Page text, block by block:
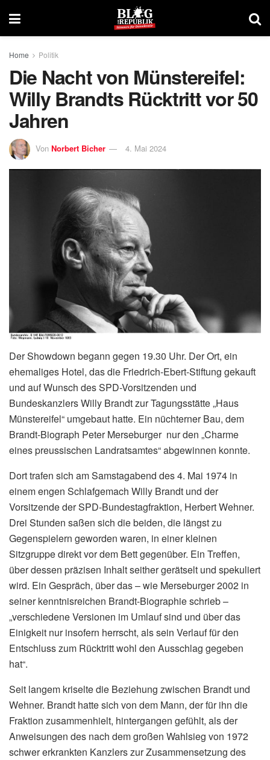
Home Politik
Die Nacht von Münstereifel:
Willy Brandts Rücktritt vor 50
Jahren
Von Norbert Bicher 4. Mai 2024
Der Showdown begann gegen 19.30 Uhr. Der Ort, ein
ehemaliges Hotel, das die Friedrich-Ebert-Stiftung gekauft
und auf Wunsch des SPD-Vorsitzenden und
Bundeskanzlers Willy Brandt zur Tagungsstätte „Haus
Münstereifel“ umgebaut hatte. Ein nüchterner Bau, dem
Brandt-Biograph Peter Merseburger nur den „Charme
eines preussischen Landratsamtes“ abgewinnen konnte.
Dort trafen sich am Samstagabend des 4. Mai 1974 in
einem engen Schlafgemach Willy Brandt und der
Vorsitzende der SPD-Bundestagfraktion, Herbert Wehner.
Drei Stunden saßen sich die beiden, die längst zu
Gegenspielern geworden waren, in einer kleinen
Sitzgruppe direkt vor dem Bett gegenüber. Ein Treffen,
über dessen präzisen Inhalt seither gerätselt und spekuliert
wird. Ein Gespräch, über das – wie Merseburger 2002 in
seiner kenntnisreichen Brandt-Biographie schrieb –
„verschiedene Versionen im Umlauf sind und über das
Einigkeit nur insofern herrscht, als sein Verlauf für den
Entschluss zum Rücktritt wohl den Ausschlag gegeben
hat“.
Seit langem kriselte die Beziehung zwischen Brandt und
Wehner. Brandt hatte sich von dem Mann, der für ihn die
Fraktion zusammenhielt, hintergangen gefühlt, als der
Anweisungen des nach dem großen Wahlsieg von 1972
schwer erkrankten Kanzlers zur Zusammensetzung des